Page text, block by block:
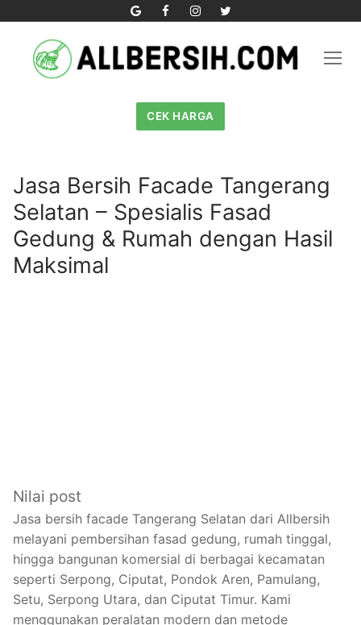
content
CEK HARGA
Jasa Bersih Facade Tangerang
Selatan – Spesialis Fasad
Gedung & Rumah dengan Hasil
Maksimal
Nilai post
Jasa bersih facade Tangerang Selatan dari Allbersih
melayani pembersihan fasad gedung, rumah tinggal,
hingga bangunan komersial di berbagai kecamatan
seperti Serpong, Ciputat, Pondok Aren, Pamulang,
Setu, Serpong Utara, dan Ciputat Timur. Kami
menggunakan peralatan modern dan metode